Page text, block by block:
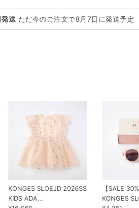
発送 ただ今のご注文で8月7日 に発送予定
KONGES SLOEJD 2026SS
KIDS ADA...
【SALE
KONGES